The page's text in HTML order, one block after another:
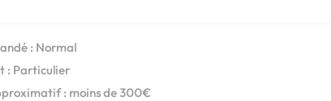
: Normal
: Particulier
: moins de 300€